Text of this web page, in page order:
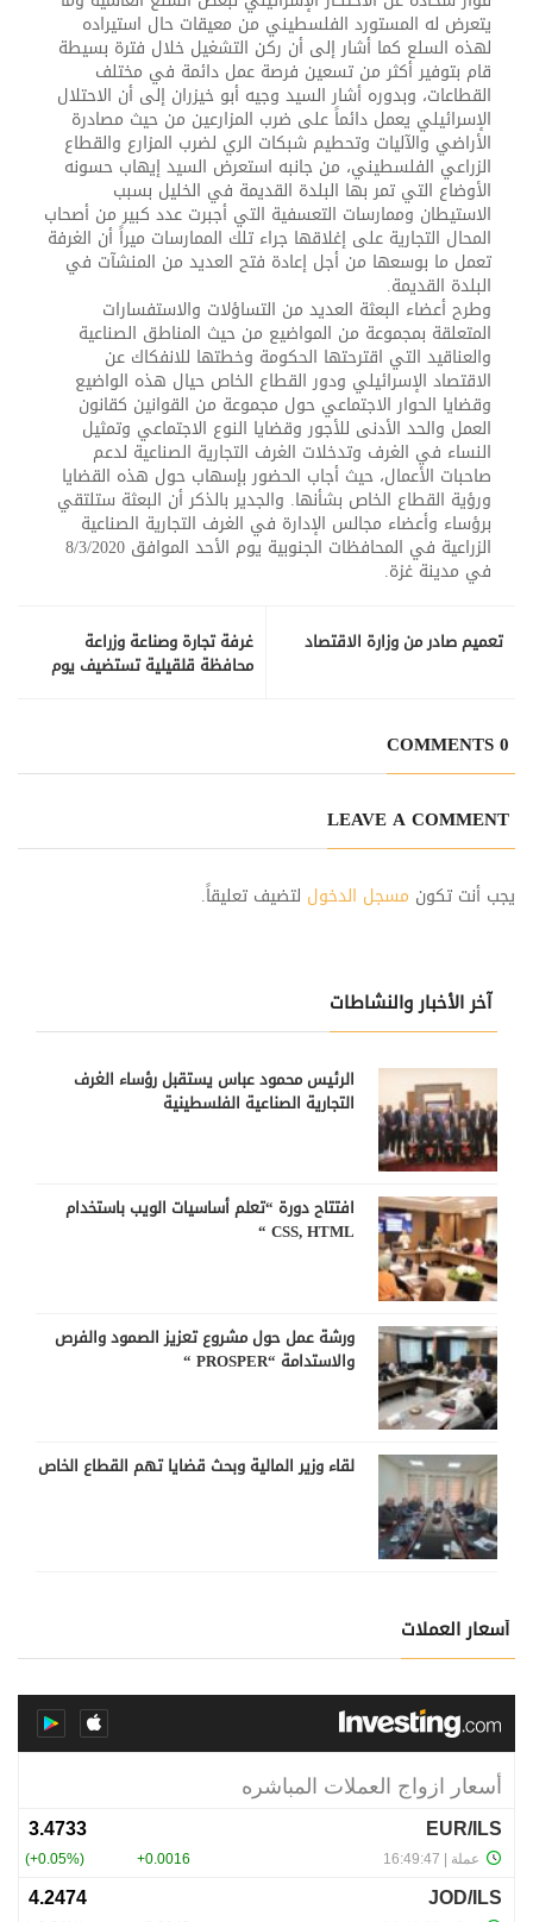
يتعرض له المستورد الفلسطيني من معيقات حال استيراده
لهذه السلع كما أشار إلى أن ركن التشغيل خلال فترة بسيطة
قام بتوفير أكثر من تسعين فرصة عمل دائمة في مختلف
القطاعات، وبدوره أشار السيد وجيه أبو خيزران إلى أن الاحتلال
الإسرائيلي يعمل دائماً على ضرب المزارعين من حيث مصادرة
الأراضي والآليات وتحطيم شبكات الري لضرب المزارع والقطاع
الزراعي الفلسطيني، من جانبه استعرض السيد إيهاب حسونه
الأوضاع التي تمر بها البلدة القديمة في الخليل بسبب
الاستيطان وممارسات التعسفية التي أجبرت عدد كبير من أصحاب
المحال التجارية على إغلاقها جراء تلك الممارسات ميراً أن الغرفة
تعمل ما بوسعها من أجل إعادة فتح العديد من المنشآت في
البلدة القديمة.
وطرح أعضاء البعثة العديد من التساؤلات والاستفسارات
المتعلقة بمجموعة من المواضيع من حيث المناطق الصناعية
والعناقيد التي اقترحتها الحكومة وخطتها للانفكاك عن
الاقتصاد الإسرائيلي ودور القطاع الخاص حيال هذه الواضيع
وقضايا الحوار الاجتماعي حول مجموعة من القوانين كقانون
العمل والحد الأدنى للأجور وقضايا النوع الاجتماعي وتمثيل
النساء في الغرف وتدخلات الغرف التجارية الصناعية لدعم
صاحبات الأعمال، حيث أجاب الحضور بإسهاب حول هذه القضايا
ورؤية القطاع الخاص بشأنها. والجدير بالذكر أن البعثة ستلتقي
برؤساء وأعضاء مجالس الإدارة في الغرف التجارية الصناعية
الزراعية في المحافظات الجنوبية يوم الأحد الموافق 8/3/2020
في مدينة غزة.
غرفة تجارة وصناعة وزراعة
محافظة قلقيلية تستضيف يوم
تعميم صادر من وزارة الاقتصاد
0 COMMENTS
LEAVE A COMMENT
يجب أنت تكون مسجل الدخول لتضيف تعليقاً.
آخر الأخبار والنشاطات
الرئيس محمود عباس يستقبل رؤساء الغرف
التجارية الصناعية الفلسطينية
افتتاح دورة “تعلم أساسيات الويب باستخدام
CSS, HTML “
ورشة عمل حول مشروع تعزيز الصمود والفرص
والاستدامة “PROSPER “
لقاء وزير المالية وبحث قضايا تهم القطاع الخاص
أسعار العملات